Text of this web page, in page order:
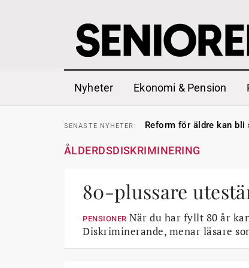
Nyheter Ekonomi & Pension
SENASTE NYHETER: Reform för äldre kan
SENASTE NYHETER: Dom öppnar för rätt till
SENASTENYHETER: Snart kan
NYHETER: Sven Hagströmer
SENASTENYHETER: Reform för äldre kan
ÅLDERDSDISKRIMINERING
80-plussare
PENSIONER När du har fyllt 80 år
Diskriminerande, menar läsare